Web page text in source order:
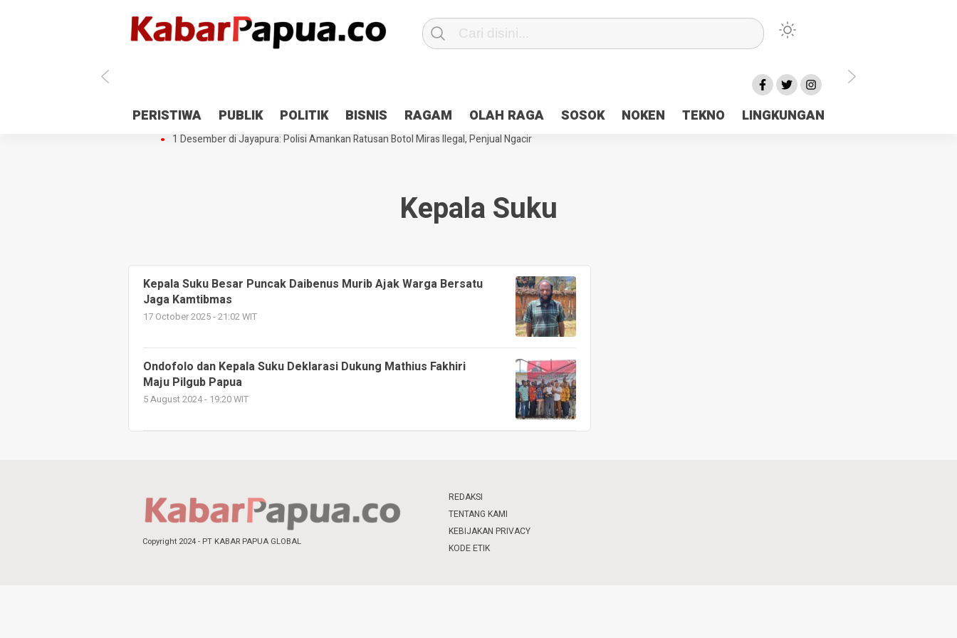
PERISTIWA PUBLIK POLITIK BISNIS RAGAM OLAH RAGA SOSOK NOKEN TEKNO LINGKUNGAN
Antisipasi 1 Desember, TNI Polri Patroli 2×24 jam di Kota Jayapura
Pesan Sejuk Polri di Deklarasi Pemilu Ceria Tanah Papua
Gedung Perpustakaan SMPN 5 Sentani Terbakar
Hibah Pilkada Jayapura Cair 10 Persen, Deposit Kas Daerah Rp23 Miliar Disorot
1 Desember di Jayapura: Polisi Amankan Ratusan Botol Miras Ilegal, Penjual Ngacir
Kepala Suku
Kepala Suku Besar Puncak Daibenus Murib Ajak Warga Bersatu
Jaga Kamtibmas
17 October 2025 - 21:02 WIT
Ondofolo dan Kepala Suku Deklarasi Dukung Mathius Fakhiri
Maju Pilgub Papua
5 August 2024 - 19:20 WIT
Copyright 2024 - PT KABAR PAPUA GLOBAL
REDAKSI
TENTANG KAMI
KEBIJAKAN PRIVACY
KODE ETIK